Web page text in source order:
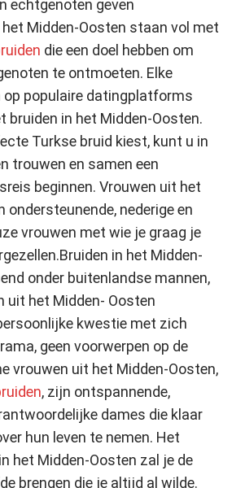
echtgenoten geven
Midden-Oosten staan vol met
die een doel hebben om
te ontmoeten. Elke
op populaire datingplatforms
bruiden in het Midden-Oosten.
Turkse bruid kiest, kunt u in
trouwen en samen een
beginnen. Vrouwen uit het
ondersteunende, nederige en
vrouwen met wie je graag je
Bruiden in het Midden-
onder buitenlandse mannen,
uit het Midden- Oosten
kwestie met zich
geen voorwerpen op de
vrouwen uit het Midden-Oosten,
, zijn ontspannende,
dames die klaar
hun leven te nemen. Het
het Midden-Oosten zal je de
brengen die je altijd al wilde.